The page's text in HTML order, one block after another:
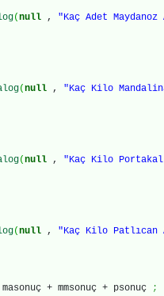
(null , "Kaç Adet
(null , "Kaç Kilo
(null , "Kaç Kilo
(null , "Kaç Kilo Patlıcan
+ mmsonuç + psonuç ;